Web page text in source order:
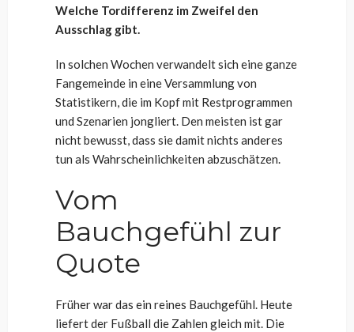
Welche Tordifferenz im Zweifel den
Ausschlag gibt.
In solchen Wochen verwandelt sich eine ganze
Fangemeinde in eine Versammlung von
Statistikern, die im Kopf mit Restprogrammen
und Szenarien jongliert. Den meisten ist gar
nicht bewusst, dass sie damit nichts anderes
tun als Wahrscheinlichkeiten abzuschätzen.
Vom
Bauchgefühl zur
Quote
Früher war das ein reines Bauchgefühl. Heute
liefert der Fußball die Zahlen gleich mit. Die